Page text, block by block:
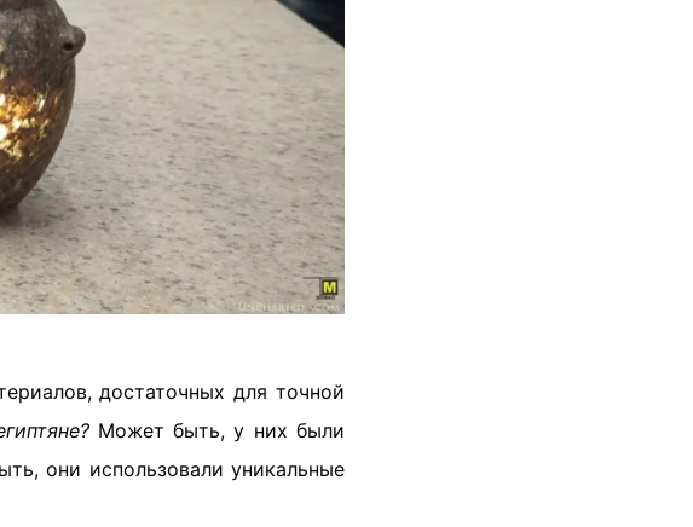
достаточных для точной
Может быть, у них были
они использовали уникальные